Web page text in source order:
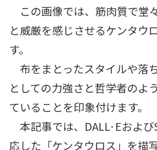
この画像では、筋肉質で堂
と威厳を感じさせるケンタウ
す。
布をまとったスタイルや落
としての力強さと哲学者のよ
ていることを印象付けます。
本記事では、DALL·Eおよ
応した「ケンタウロス」を描